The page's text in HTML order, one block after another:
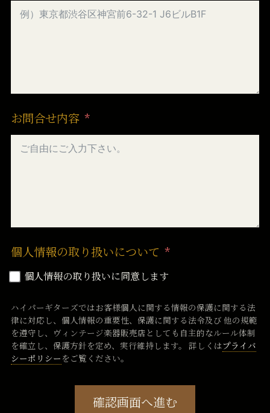
お問合せ内容
個人情報の取り扱いについて
個人情報の取り扱いに同意します
ハイパーギターズではお客様個人に関する情報の保護に関する法
律に対応し、個人情報の重要性、保護に関する法令及び 他の規範
を遵守し、ヴィンテージ楽器販売店としても自主的なルール体制
を確立し、保護方針を定め、実行維持します。 詳しくはプライバ
シーポリシー をご覧ください。
確認画面へ進む